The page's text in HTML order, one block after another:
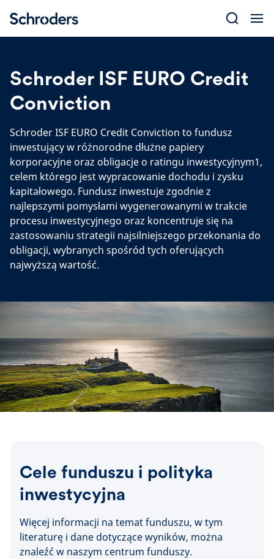
content
Schroder ISF EURO Credit
Conviction
Schroder ISF EURO Credit Conviction to fundusz
inwestujący w różnorodne dłużne papiery
korporacyjne oraz obligacje o ratingu inwestycyjnym1,
celem którego jest wypracowanie dochodu i zysku
kapitałowego. Fundusz inwestuje zgodnie z
najlepszymi pomysłami wygenerowanymi w trakcie
procesu inwestycyjnego oraz koncentruje się na
zastosowaniu strategii najsilniejszego przekonania do
obligacji, wybranych spośród tych oferujących
najwyższą wartość.
Cele funduszu i polityka
inwestycyjna
Więcej informacji na temat funduszu, w tym
literaturę i dane dotyczące wyników, można
znaleźć w naszym centrum funduszy.